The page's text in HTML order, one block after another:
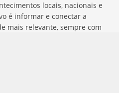
locais, nacionais e
é informar e conectar a
mais relevante, sempre com